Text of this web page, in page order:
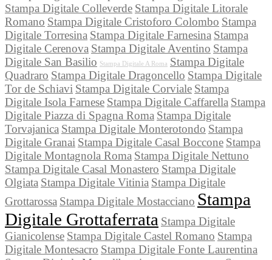
Stampa Digitale Colleverde Stampa Digitale Litorale
Romano Stampa Digitale Cristoforo Colombo Stampa
Digitale Torresina Stampa Digitale Farnesina Stampa
Digitale Cerenova Stampa Digitale Aventino Stampa
Digitale San Basilio Stampa Digitale A Roma Stampa Digitale
Quadraro Stampa Digitale Dragoncello Stampa Digitale
Tor de Schiavi Stampa Digitale Corviale Stampa
Digitale Isola Farnese Stampa Digitale Caffarella Stampa
Digitale Piazza di Spagna Roma Stampa Digitale
Torvajanica Stampa Digitale Monterotondo Stampa
Digitale Granai Stampa Digitale Casal Boccone Stampa
Digitale Montagnola Roma Stampa Digitale Nettuno
Stampa Digitale Casal Monastero Stampa Digitale
Olgiata Stampa Digitale Vitinia Stampa Digitale
Grottarossa Stampa Digitale Mostacciano Stampa
Digitale Grottaferrata Stampa Digitale
Gianicolense Stampa Digitale Castel Romano Stampa
Digitale Montesacro Stampa Digitale Fonte Laurentina